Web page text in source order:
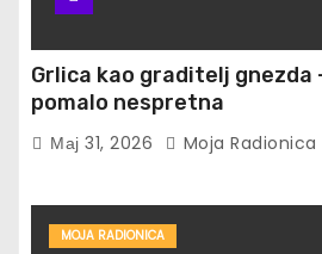
Grlica kao graditelj gnezda
pomalo nespretna
Мај 31, 2026 Moja Radionica
MOJA RADIONICA